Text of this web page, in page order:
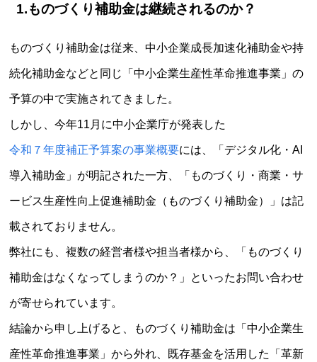
1.ものづくり補助金は継続されるのか？
ものづくり補助金は従来、中小企業成長加速化補助金や持
続化補助金などと同じ「中小企業生産性革命推進事業」の
予算の中で実施されてきました。
しかし、今年11月に中小企業庁が発表した
令和７年度補正予算案の事業概要には、「デジタル化・AI
導入補助金」が明記された一方、「ものづくり・商業・サ
ービス生産性向上促進補助金（ものづくり補助金）」は記
載されておりません。
弊社にも、複数の経営者様や担当者様から、「ものづくり
補助金はなくなってしまうのか？」といったお問い合わせ
が寄せられています。
結論から申し上げると、ものづくり補助金は「中小企業生
産性革命推進事業」から外れ、既存基金を活用した「革新